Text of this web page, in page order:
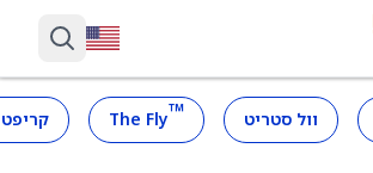
וול סטריט ™
The Fly